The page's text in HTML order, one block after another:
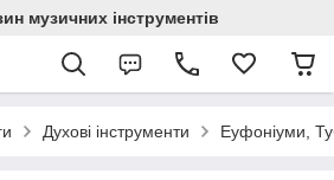
музичних інструментів
Духові інструменти Еуфоніуми,